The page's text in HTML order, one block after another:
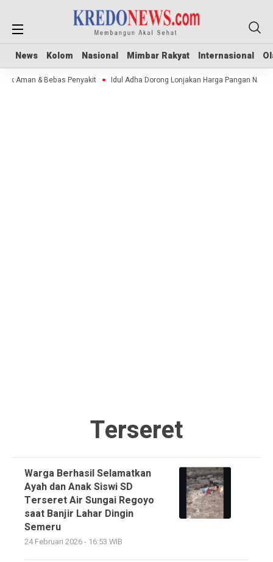
News Kolom Nasional Mimbar Rakyat Internasional
News Kolom Nasional Mimbar Rakyat Internasional
Aman & Bebas Penyakit Idul Adha Dorong Lonjakan Harga Pangan
Terseret
Warga Berhasil Selamatkan
Ayah dan Anak Siswi SD
Terseret Air Sungai Regoyo
saat Banjir Lahar Dingin
Semeru
24 Februari 2026 - 16:53 WIB